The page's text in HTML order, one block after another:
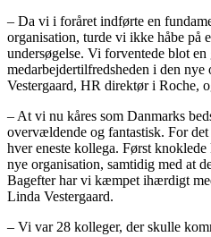
– Da vi i foråret indførte en
organisation, turde vi ikke håbe på
undersøgelse. Vi forventede blot
medarbejdertilfredsheden i den
Vestergaard, HR direktør i Roche,
– At vi nu kåres som Danmarks
overvældende og fantastisk. For
hver eneste kollega. Først
nye organisation, samtidig med at
Bagefter har vi kæmpet ihærdigt
Linda Vestergaard.
– Vi var 28 kolleger, der skulle